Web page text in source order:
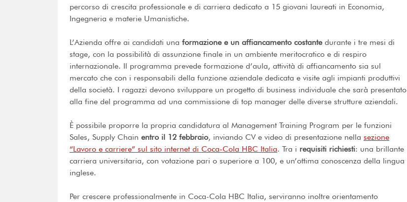
percorso di crescita professionale e di carriera dedicato a 15 giovani laureati in Economia,
Ingegneria e materie Umanistiche.
L’Azienda offre ai candidati una formazione e un affiancamento costante durante i tre mesi di
stage, con la possibilità di assunzione finale in un ambiente meritocratico e di respiro
internazionale. Il programma prevede formazione d’aula, attività di affiancamento sia sul
mercato che con i responsabili della funzione aziendale dedicata e visite agli impianti produttivi
della società. I ragazzi devono sviluppare un progetto di business individuale che sarà presentato
alla fine del programma ad una commissione di top manager delle diverse strutture aziendali.
È possibile proporre la propria candidatura al Management Training Program per le funzioni
Sales, Supply Chain entro il 12 febbraio, inviando CV e video di presentazione nella sezione
“Lavoro e carriere” sul sito internet di Coca-Cola HBC Italia. Tra i requisiti richiesti: una brillante
carriera universitaria, con votazione pari o superiore a 100, e un’ottima conoscenza della lingua
inglese.
Per crescere professionalmente in Coca-Cola HBC Italia, serviranno inoltre orientamento